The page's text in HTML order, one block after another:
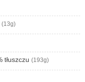
(13g)
tłuszczu (193g)